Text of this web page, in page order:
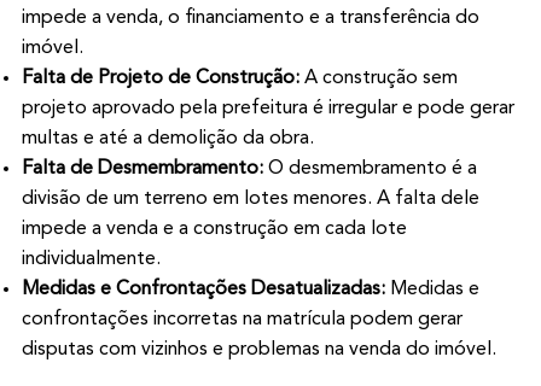
impede a venda, o financiamento e a transferência do
imóvel.
Falta de Projeto de Construção:A construção sem
projeto aprovado pela prefeitura é irregular e pode gerar
multas e até a demolição da obra.
Falta de Desmembramento: O desmembramento é a
divisão de um terreno em lotes menores. A falta dele
impede a venda e a construção em cada lote
individualmente.
Medidas e Confrontações Desatualizadas:Medidas e
confrontações incorretas na matrícula podem gerar
disputas com vizinhos e problemas na venda do imóvel.